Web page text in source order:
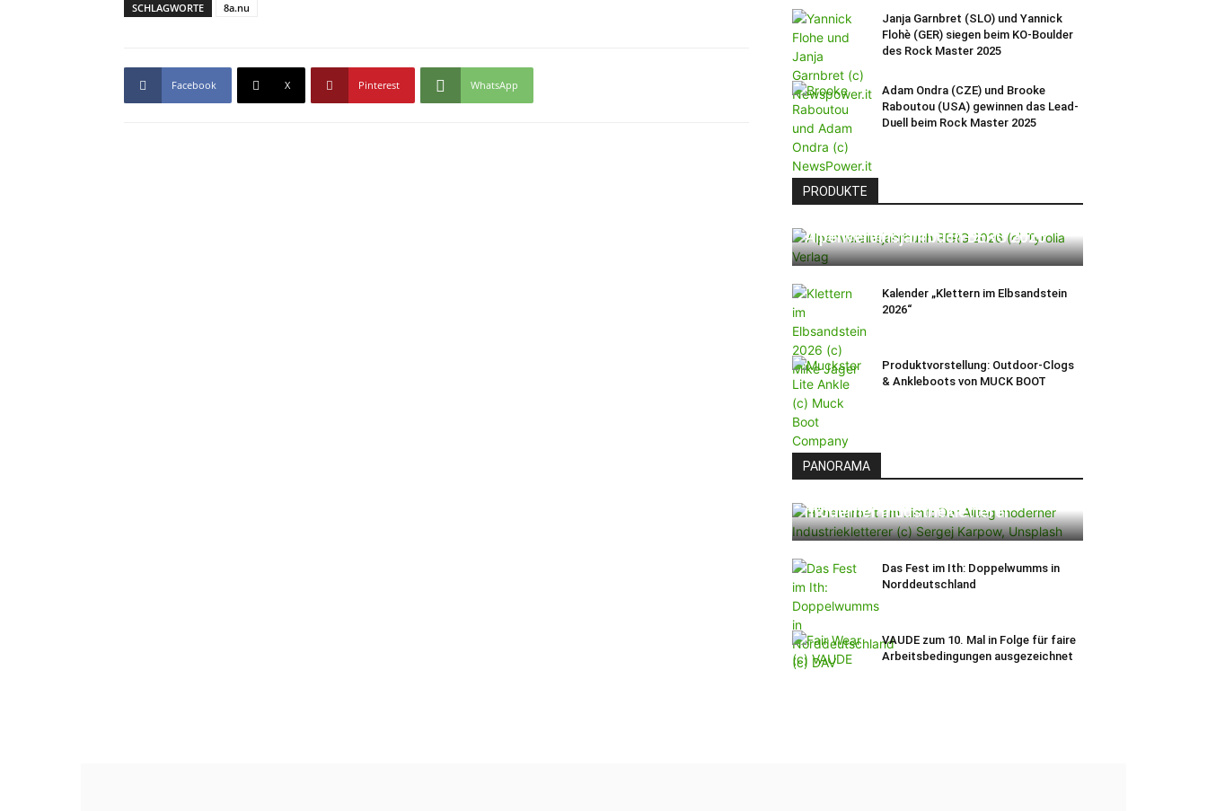
SCHLAGWORTE
8a.nu
Facebook X Pinterest WhatsApp
Janja Garnbret (SLO) und Yannick
Flohè (GER) siegen beim KO-Boulder
des Rock Master 2025
Adam Ondra (CZE) und Brooke
Raboutou (USA) gewinnen das Lead-
Duell beim Rock Master 2025
PRODUKTE
Alpenvereinsjahrbuch BERG 2026
Kalender „Klettern im Elbsandstein
2026“
Produktvorstellung: Outdoor-Clogs
& Ankleboots von MUCK BOOT
PANORAMA
moderner Industriekletterer
Das Fest im Ith: Doppelwumms in
Norddeutschland
VAUDE zum 10. Mal in Folge für faire
Arbeitsbedingungen ausgezeichnet